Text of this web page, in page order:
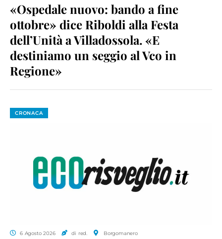
«Ospedale nuovo: bando a fine
ottobre» dice Riboldi alla Festa
dell’Unità a Villadossola. «E
destiniamo un seggio al Vco in
Regione»
CRONACA
6 Agosto 2026 di red. Borgomanero